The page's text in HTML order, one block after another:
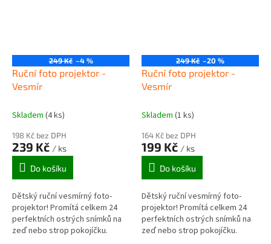
249 Kč –4 %
Ruční foto projektor -
Vesmír
Skladem (4 ks)
198 Kč bez DPH
239 Kč / ks
Do košíku
Dětský ruční vesmírný foto-
projektor! Promítá celkem 24
perfektních ostrých snímků na
zeď nebo strop pokojíčku.
249 Kč –20 %
Ruční foto projektor -
Vesmír
Skladem (1 ks)
164 Kč bez DPH
199 Kč / ks
Do košíku
Dětský ruční vesmírný foto-
projektor! Promítá celkem 24
perfektních ostrých snímků na
zeď nebo strop pokojíčku.